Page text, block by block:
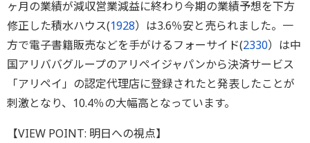
ヶ月の業績が減収営業減益に終わり今期の業績予想を下方
修正した積水ハウス(1928）は3.6％安と売られました。一
方で電子書籍販売などを手がけるフォーサイド(2330）は中
国アリババグループのアリペイジャパンから決済サービス
「アリペイ」の認定代理店に登録されたと発表したことが
刺激となり、10.4％の大幅高となっています。
【VIEW POINT: 明日への視点】